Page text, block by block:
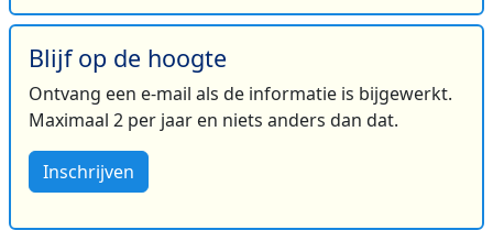
Blijf op de hoogte
Ontvang een e-mail als de informatie is bijgewerkt.
Maximaal 2 per jaar en niets anders dan dat.
Inschrijven